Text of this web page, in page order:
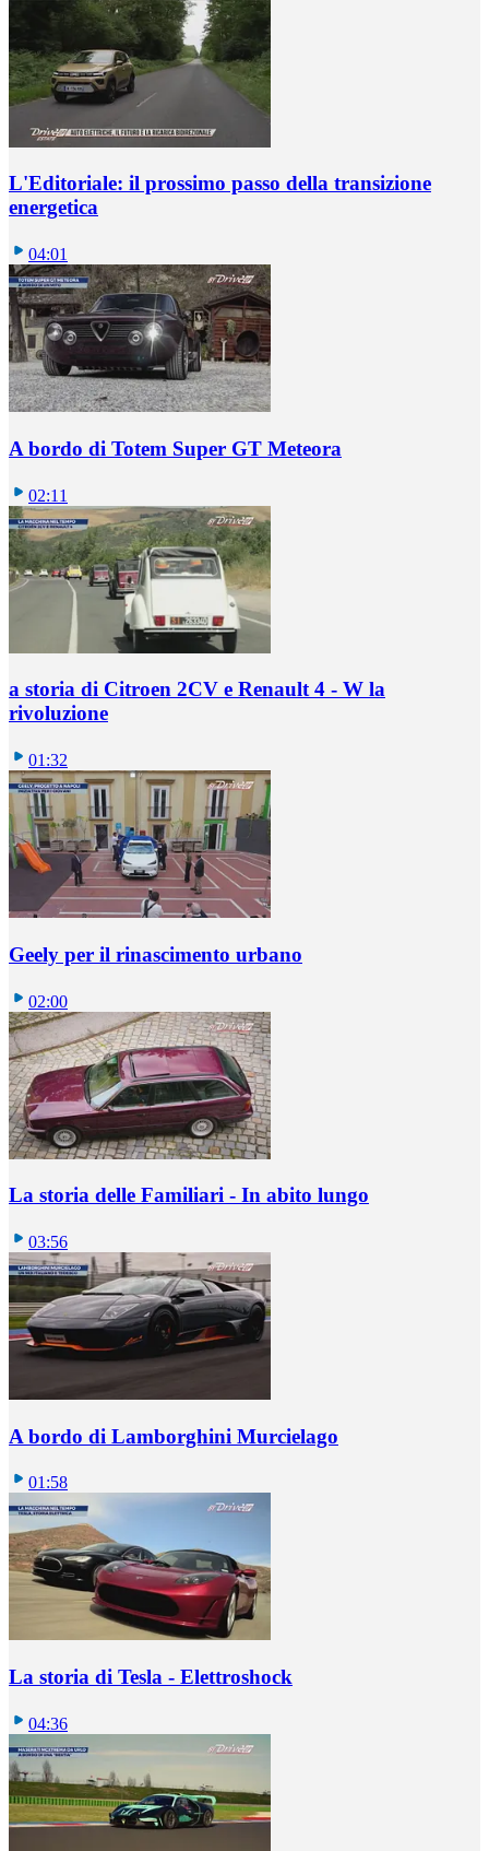
L'Editoriale: il prossimo passo della transizione
energetica
04:01
A bordo di Totem Super GT Meteora
02:11
a storia di Citroen 2CV e Renault 4 - W la
rivoluzione
01:32
Geely per il rinascimento urbano
02:00
La storia delle Familiari - In abito lungo
03:56
A bordo di Lamborghini Murcielago
01:58
La storia di Tesla - Elettroshock
04:36